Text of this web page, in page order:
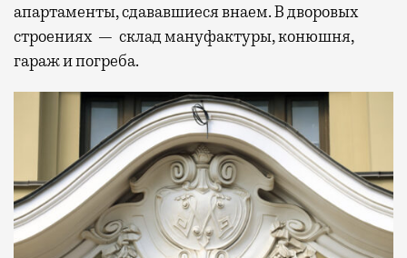
апартаменты, сдававшиеся внаем. В дворовых
строениях — склад мануфактуры, конюшня,
гараж и погреба.